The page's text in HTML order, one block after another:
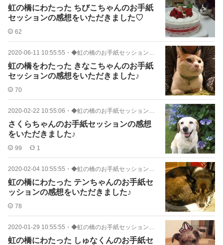
虹の橋にわたった ちびこちゃんのお手紙
セッションの感想をいただきました♡
62
2020-06-11 10:55:55 ・ ◆虹の橋のお手紙セッション感想
虹の橋をわたった きなこちゃんのお手紙
セッションの感想をいただきました♪
70
2020-02-22 10:55:06 ・ ◆虹の橋のお手紙セッション感想
さくらちゃんのお手紙セッションの感想
をいただきました♪
99 1
2020-02-04 10:55:55 ・ ◆虹の橋のお手紙セッション感想
虹の橋にわたった テンちゃんのお手紙セ
ッションの感想をいただきました♪
78
2020-01-29 10:55:55 ・ ◆虹の橋のお手紙セッション感想
虹の橋にわたった しゅなくんのお手紙セ